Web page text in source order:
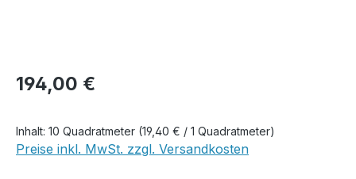
Regulärer Preis:
194,00 €
Inhalt: 10 Quadratmeter (19,40 € / 1 Quadratmeter)
Preise inkl. MwSt. zzgl. Versandkosten